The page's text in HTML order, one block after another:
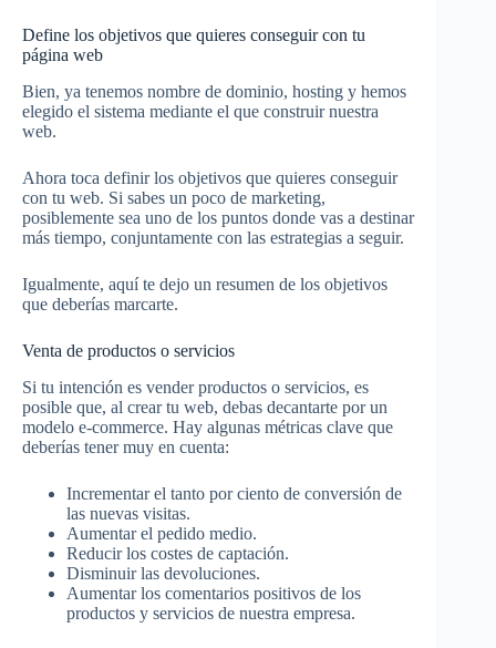
Define los objetivos que quieres conseguir con tu
página web
Bien, ya tenemos nombre de dominio, hosting y hemos
elegido el sistema mediante el que construir nuestra
web.
Ahora toca definir los objetivos que quieres conseguir
con tu web. Si sabes un poco de marketing,
posiblemente sea uno de los puntos donde vas a destinar
más tiempo, conjuntamente con las estrategias a seguir.
Igualmente, aquí te dejo un resumen de los objetivos
que deberías marcarte.
Venta de productos o servicios
Si tu intención es vender productos o servicios, es
posible que, al crear tu web, debas decantarte por un
modelo e-commerce. Hay algunas métricas clave que
deberías tener muy en cuenta:
Incrementar el tanto por ciento de conversión de
las nuevas visitas.
Aumentar el pedido medio.
Reducir los costes de captación.
Disminuir las devoluciones.
Aumentar los comentarios positivos de los
productos y servicios de nuestra empresa.